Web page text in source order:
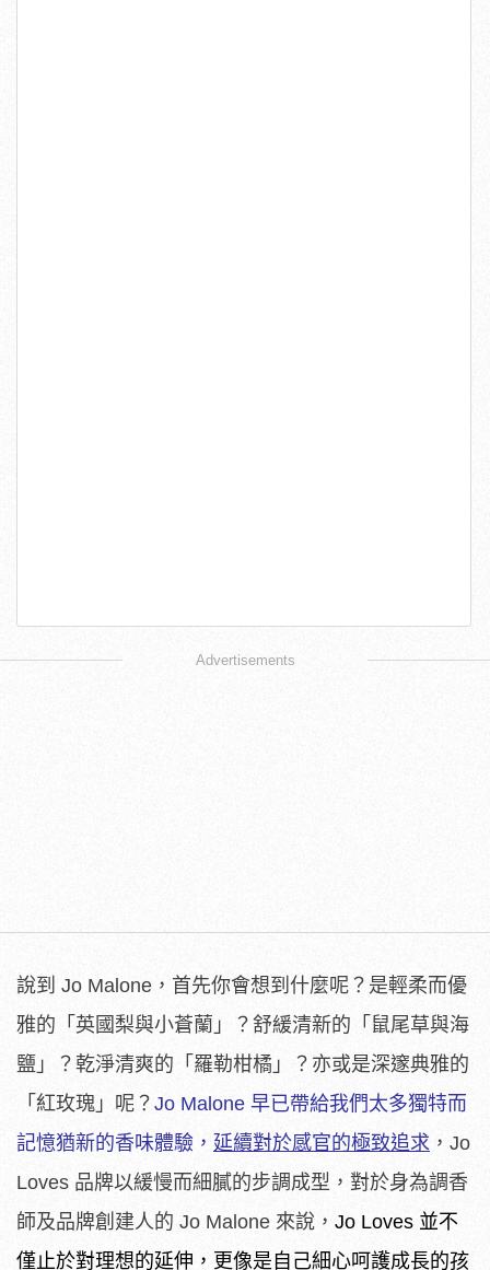
Advertisements
說到 Jo Malone，首先你會想到什麼呢？是輕柔而優
雅的「英國梨與小蒼蘭」？舒緩清新的「鼠尾草與海
鹽」？乾淨清爽的「羅勒柑橘」？亦或是深邃典雅的
「紅玫瑰」呢？ Jo Malone 早已帶給我們太多獨特而
記憶猶新的香味體驗， 延續對於感官的極致追求 ，Jo
Loves 品牌以緩慢而細膩的步調成型，對於身為調香
師及品牌創建人的 Jo Malone 來說， Jo Loves 並不
僅止於對理想的延伸，更像是自己細心呵護成長的孩